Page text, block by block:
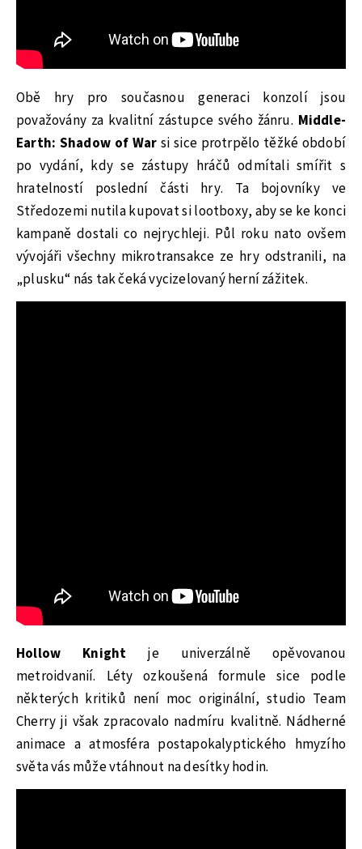
Obě hry pro současnou generaci konzolí jsou
považovány za kvalitní zástupce svého žánru. Middle-
Earth: Shadow of War si sice protrpělo těžké období
po vydání, kdy se zástupy hráčů odmítali smířit s
hratelností poslední části hry. Ta bojovníky ve
Středozemi nutila kupovat si lootboxy, aby se ke konci
kampaně dostali co nejrychleji. Půl roku nato ovšem
vývojáři všechny mikrotransakce ze hry odstranili, na
„plusku“ nás tak čeká vycizelovaný herní zážitek.
Hollow Knight je univerzálně opěvovanou
metroidvanií. Léty ozkoušená formule sice podle
některých kritiků není moc originální, studio Team
Cherry ji však zpracovalo nadmíru kvalitně. Nádherné
animace a atmosféra postapokalyptického hmyzího
světa vás může vtáhnout na desítky hodin.